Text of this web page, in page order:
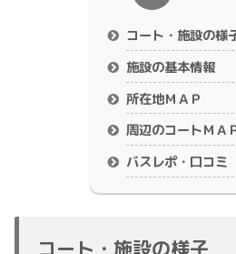
コート・施設の様
施設の基本情報
所在地ＭＡＰ
周辺のコートＭＡ
バスレポ・口コミ
コート・施設の様子